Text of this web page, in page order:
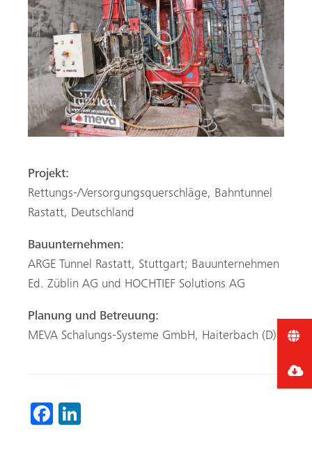
Projekt:
Rettungs-/Versorgungsquerschläge, Bahntunnel
Rastatt, Deutschland
Bauunternehmen:
ARGE Tunnel Rastatt, Stuttgart; Bauunternehmen
Ed. Züblin AG und HOCHTIEF Solutions AG
Planung und Betreuung:
MEVA Schalungs-Systeme GmbH, Haiterbach (D)
Fa